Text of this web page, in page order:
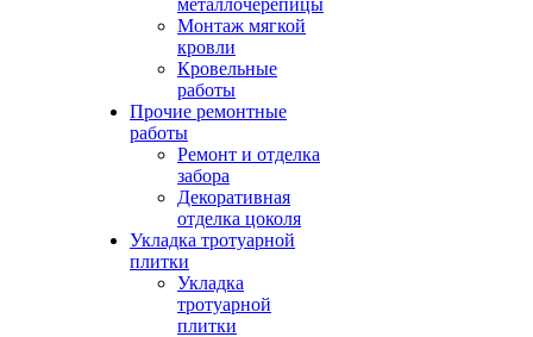
металлочерепицы
Монтаж мягкой
кровли
Кровельные
работы
Прочие ремонтные
работы
Ремонт и отделка
забора
Декоративная
отделка цоколя
Укладка тротуарной
плитки
Укладка
тротуарной
плитки